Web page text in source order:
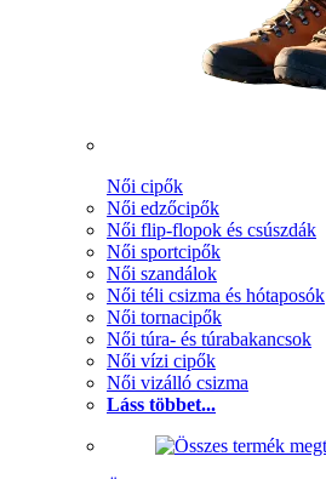
Női cipők
Női edzőcipők
Női flip-flopok és csúszdák
Női sportcipők
Női szandálok
Női téli csizma és hótaposók
Női tornacipők
Női túra- és túrabakancsok
Női vízi cipők
Női vizálló csizma
Láss többet...